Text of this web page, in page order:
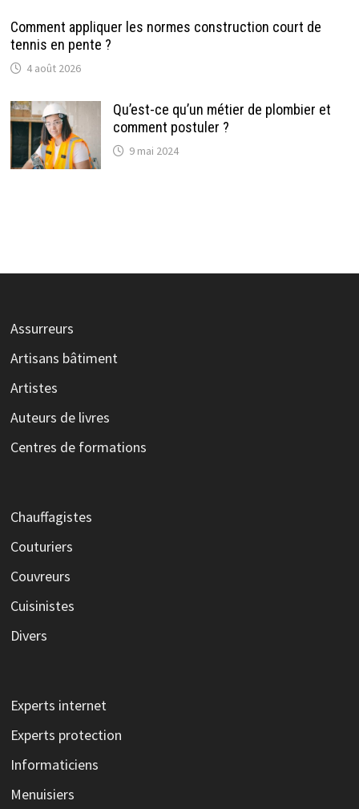
Comment appliquer les normes construction court de
tennis en pente ?
4 août 2026
Qu’est-ce qu’un métier de plombier et
comment postuler ?
9 mai 2024
Assurreurs
Artisans bâtiment
Artistes
Auteurs de livres
Centres de formations
Chauffagistes
Couturiers
Couvreurs
Cuisinistes
Divers
Experts internet
Experts protection
Informaticiens
Menuisiers